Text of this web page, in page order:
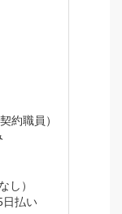
約職員）
し）
日払い